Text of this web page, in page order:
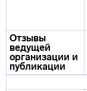
Отзывы
ведущей
организации и
публикации